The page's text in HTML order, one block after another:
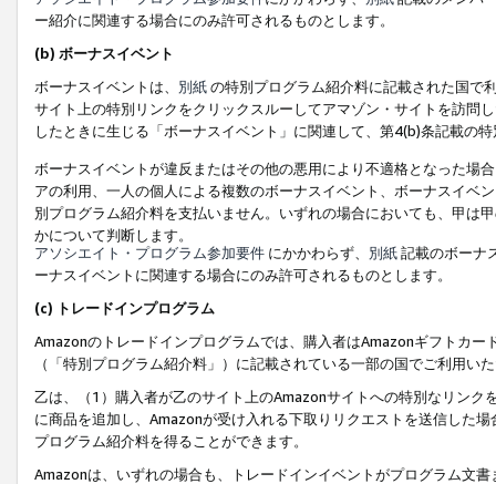
ー紹介に関連する場合にのみ許可されるものとします。
(b) ボーナスイベント
ボーナスイベントは、 別紙の特別プログラム紹介料に記載された国で
サイト上の特別リンクをクリックスルーしてアマゾン・サイトを訪問
したときに生じる「ボーナスイベント」に関連して、第4(b)条記載の
ボーナスイベントが違反またはその他の悪用により不適格となった場
アの利用、一人の個人による複数のボーナスイベント、ボーナスイベ
別プログラム紹介料を支払いません。いずれの場合においても、甲は
かについて判断します。
アソシエイト・プログラム参加要件 にかかわらず、 別紙記載のボーナ
ーナスイベントに関連する場合にのみ許可されるものとします。
(c) トレードインプログラム
Amazonのトレードインプログラムでは、購入者はAmazonギフトカ
（「特別プログラム紹介料」）に記載されている一部の国でご利用い
乙は、（1）購入者が乙のサイト上のAmazonサイトへの特別なリン
に商品を追加し、Amazonが受け入れる下取りリクエストを送信した
プログラム紹介料を得ることができます。
Amazonは、いずれの場合も、トレードインイベントがプログラム文